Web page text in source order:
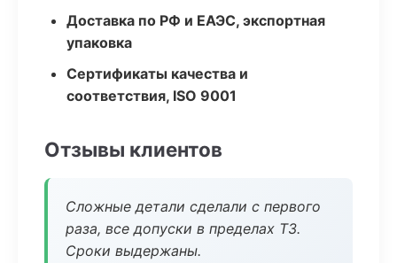
Доставка по РФ и ЕАЭС, экспортная
упаковка
Сертификаты качества и
соответствия, ISO 9001
Отзывы клиентов
Сложные детали сделали с первого
раза, все допуски в пределах ТЗ.
Сроки выдержаны.